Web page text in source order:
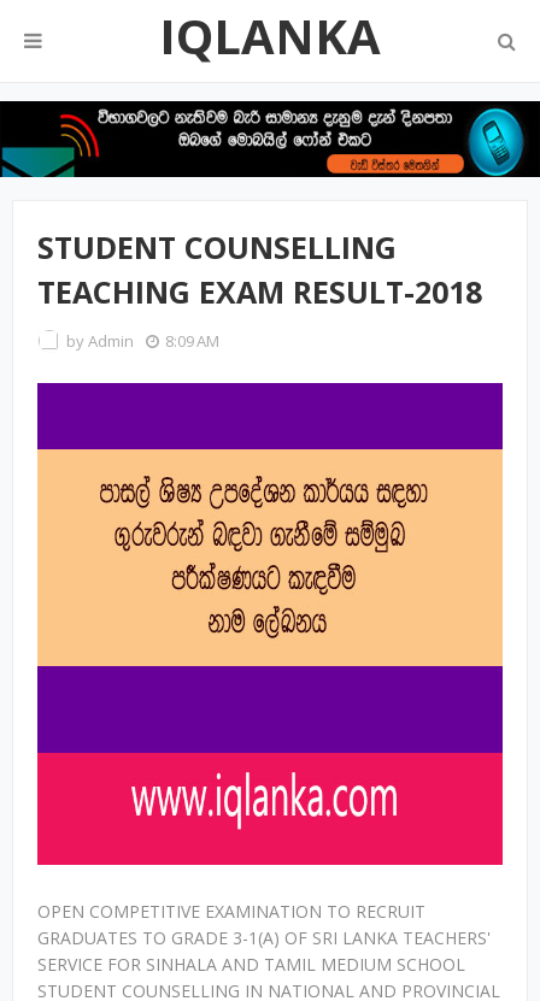
IQLANKA
STUDENT COUNSELLING
TEACHING EXAM RESULT-2018
byAdmin 8:09 AM
OPEN COMPETITIVE EXAMINATION TO RECRUIT
GRADUATES TO GRADE 3-1(A) OF SRI LANKA TEACHERS'
SERVICE FOR SINHALA AND TAMIL MEDIUM SCHOOL
STUDENT COUNSELLING IN NATIONAL AND PROVINCIAL